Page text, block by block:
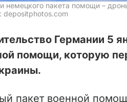
немецкого пакета помощи –
depositphotos.com
Германии 5
помощи, которую
пакет военной